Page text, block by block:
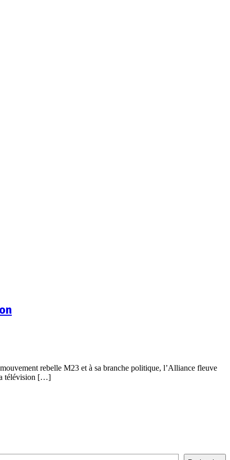
rebelle M23 et à sa branche politique, l’Alliance fleuve
télévision […]